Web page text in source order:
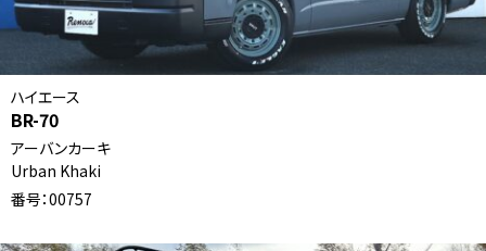
ハイエース
BR-70
アーバンカーキ
Urban Khaki
番号：00757